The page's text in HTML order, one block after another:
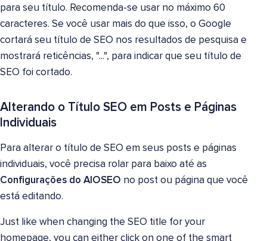
para seu título. Recomenda-se usar no máximo 60
caracteres. Se você usar mais do que isso, o Google
cortará seu título de SEO nos resultados de pesquisa e
mostrará reticências, "...", para indicar que seu título de
SEO foi cortado.
Alterando o Título SEO em Posts e Páginas
Individuais
Para alterar o título de SEO em seus posts e páginas
individuais, você precisa rolar para baixo até as
Configurações do AIOSEO no post ou página que você
está editando.
Just like when changing the SEO title for your
homepage, you can either click on one of the smart